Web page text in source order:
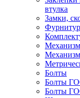
втулка
Замки,
Болты
Болты
Болты